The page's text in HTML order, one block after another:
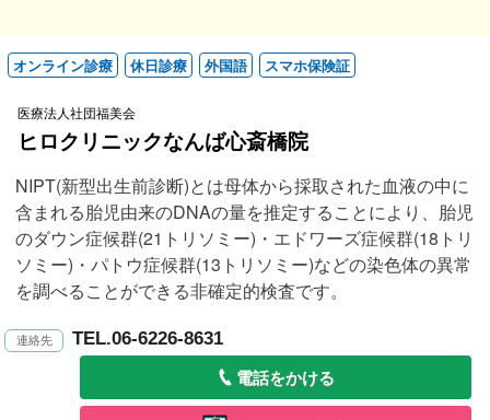
オンライン診療 休日診療 外国語 スマホ保険証
医療法人社団福美会
ヒロクリニックなんば心斎橋院
NIPT(新型出生前診断)とは母体から採取された血液の中に
含まれる胎児由来のDNAの量を推定することにより、胎児
のダウン症候群(21トリソミー)・エドワーズ症候群(18トリ
ソミー)・パトウ症候群(13トリソミー)などの染色体の異常
を調べることができる非確定的検査です。
TEL.06-6226-8631
電話をかける